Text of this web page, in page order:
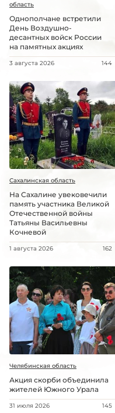
область
Однополчане встретили
День Воздушно-
десантных войск России
на памятных акциях
3 августа 2026 144
Сахалинская область
На Сахалине увековечили
память участника Великой
Отечественной войны
Татьяны Васильевны
Кочневой
1 августа 2026 162
Челябинская область
Акция скорби объединила
жителей Южного Урала
31 июля 2026 145